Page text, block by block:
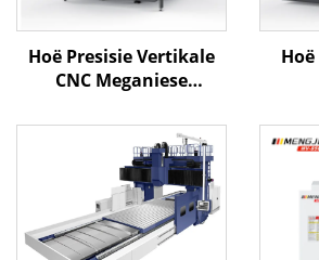
Hoë Presisie Vertikale
CNC Meganiese
Stywe Struktuur
Lineêre Spiere
Outomatiese
Gereedskap
Verwisselaar vir
Metaalsnyding
Hoë
1167
BT-
en